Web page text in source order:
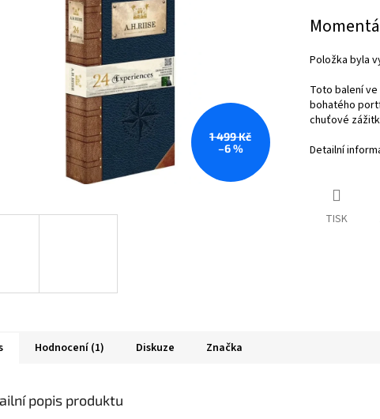
1 499 Kč
–6 %
cena:
Položka byla
Toto balení
bohatého
chuťové
Detailní
TISK
Hodnocení (1) Diskuze Značka
popis produktu